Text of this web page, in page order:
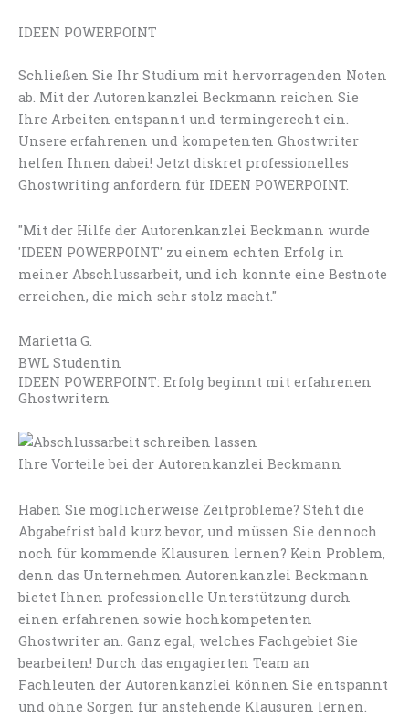
IDEEN POWERPOINT
Schließen Sie Ihr Studium mit hervorragenden Noten
ab. Mit der Autorenkanzlei Beckmann reichen Sie
Ihre Arbeiten entspannt und termingerecht ein.
Unsere erfahrenen und kompetenten Ghostwriter
helfen Ihnen dabei! Jetzt diskret professionelles
Ghostwriting anfordern für IDEEN POWERPOINT.
"Mit der Hilfe der Autorenkanzlei Beckmann wurde
'IDEEN POWERPOINT' zu einem echten Erfolg in
meiner Abschlussarbeit, und ich konnte eine Bestnote
erreichen, die mich sehr stolz macht."
Marietta G.
BWL Studentin
IDEEN POWERPOINT: Erfolg beginnt mit erfahrenen
Ghostwritern
Ihre Vorteile bei der Autorenkanzlei Beckmann
Haben Sie möglicherweise Zeitprobleme? Steht die
Abgabefrist bald kurz bevor, und müssen Sie dennoch
noch für kommende Klausuren lernen? Kein Problem,
denn das Unternehmen Autorenkanzlei Beckmann
bietet Ihnen professionelle Unterstützung durch
einen erfahrenen sowie hochkompetenten
Ghostwriter an. Ganz egal, welches Fachgebiet Sie
bearbeiten! Durch das engagierten Team an
Fachleuten der Autorenkanzlei können Sie entspannt
und ohne Sorgen für anstehende Klausuren lernen.